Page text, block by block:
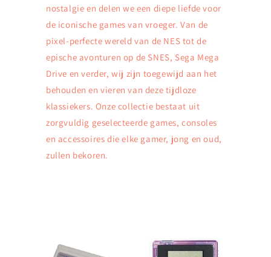
nostalgie en delen we een diepe liefde voor
de iconische games van vroeger. Van de
pixel-perfecte wereld van de NES tot de
epische avonturen op de SNES, Sega Mega
Drive en verder, wij zijn toegewijd aan het
behouden en vieren van deze tijdloze
klassiekers. Onze collectie bestaat uit
zorgvuldig geselecteerde games, consoles
en accessoires die elke gamer, jong en oud,
zullen bekoren.